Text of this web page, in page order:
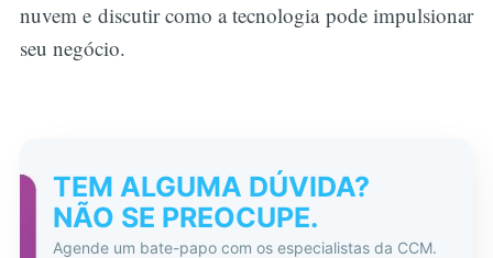
nuvem e discutir como a tecnologia pode impulsionar
seu negócio.
TEM ALGUMA DÚVIDA?
NÃO SE PREOCUPE.
Agende um bate-papo com os especialistas da CCM.
Buscar